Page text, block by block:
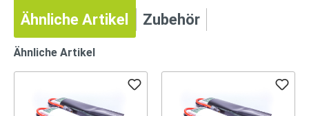
Ähnliche Artikel Zubehör
Ähnliche Artikel